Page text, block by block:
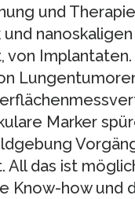
und
und
von
Marker
All das ist
Know-how und